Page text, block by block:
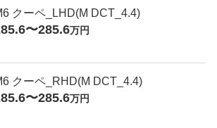
クーペ_LHD(M DCT_4.4)
〜285.6万円
クーペ_RHD(M DCT_4.4)
〜285.6万円